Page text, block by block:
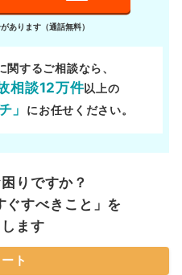
あります（通話無料）
するご相談なら、
相談12万件以上の
」 にお任せください。
りですか？
すべきこと」を
ます
ト